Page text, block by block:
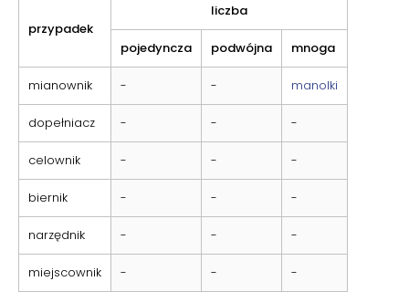
przypadek
liczba
pojedyncza podwójna mnoga
mianownik - - manolki
dopełniacz - - -
celownik - - -
biernik - - -
narzędnik - - -
miejscownik - - -